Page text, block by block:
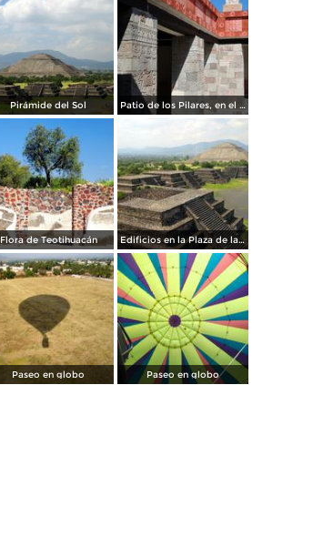
Pirámide del Sol Patio de los Pilares, en el Palacio de Quetzalpapálotl
Flora de Teotihuacán Edificios en la Plaza de la Luna
Paseo en globo Paseo en globo